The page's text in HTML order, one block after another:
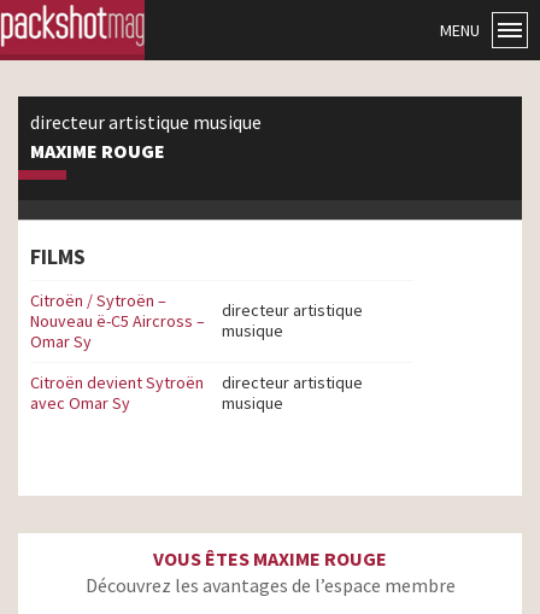
MENU
directeur artistique musique
MAXIME ROUGE
FILMS
Citroën / Sytroën –
Nouveau ë-C5 Aircross –
Omar Sy
directeur artistique
musique
Citroën devient Sytroën
avec Omar Sy
directeur artistique
musique
VOUS ÊTES MAXIME ROUGE
Découvrez les avantages de l’espace membre